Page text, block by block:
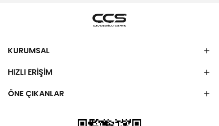
KURUMSAL
HIZLI ERİŞİM
ÖNE ÇIKANLAR